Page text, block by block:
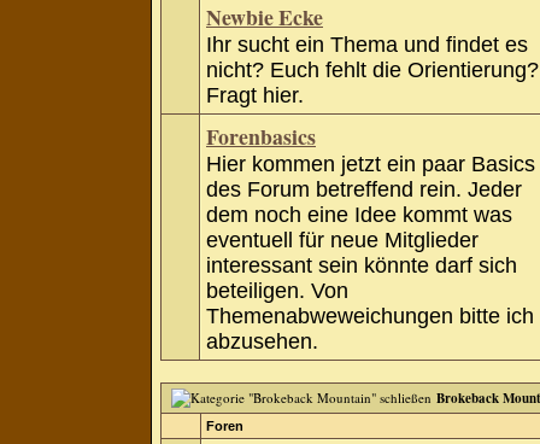
Newbie Ecke
Ihr sucht ein Thema und findet es
nicht? Euch fehlt die Orientierung?
Fragt hier.
Forenbasics
Hier kommen jetzt ein paar Basics
des Forum betreffend rein. Jeder
dem noch eine Idee kommt was
eventuell für neue Mitglieder
interessant sein könnte darf sich
beteiligen. Von
Themenabweweichungen bitte ich
abzusehen.
Brokeback
Foren